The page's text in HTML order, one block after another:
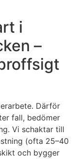
i
–
Därför
fall, bedömer
Vi schaktar till
(ofta 25–40
och bygger